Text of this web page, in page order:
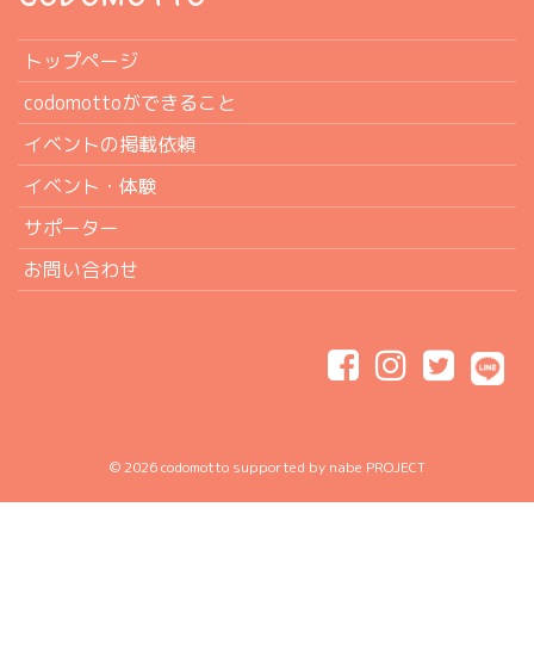
トップページ
codomottoができること
イベントの掲載依頼
イベント・体験
サポーター
お問い合わせ
© 2026codomottosupported by nabe PROJECT